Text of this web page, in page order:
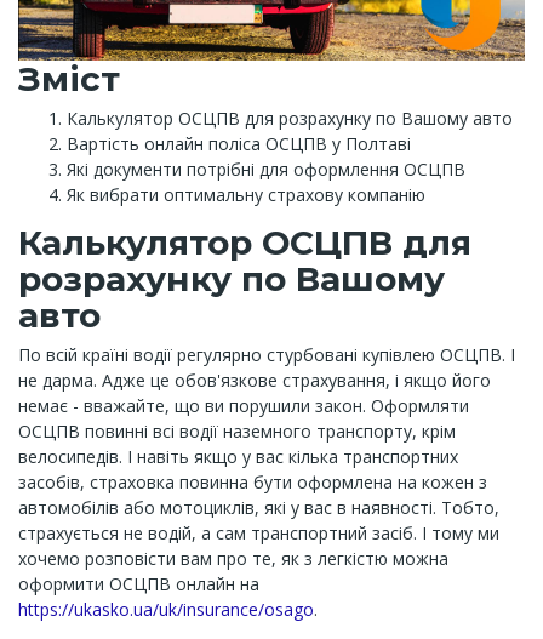
Зміст
Калькулятор ОСЦПВ для розрахунку по Вашому авто
Вартість онлайн поліса ОСЦПВ у Полтаві
Які документи потрібні для оформлення ОСЦПВ
Як вибрати оптимальну страхову компанію
Калькулятор ОСЦПВ для
розрахунку по Вашому
авто
По всій країні водії регулярно стурбовані купівлею ОСЦПВ. І
не дарма. Адже це обов'язкове страхування, і якщо його
немає - вважайте, що ви порушили закон. Оформляти
ОСЦПВ повинні всі водії наземного транспорту, крім
велосипедів. І навіть якщо у вас кілька транспортних
засобів, страховка повинна бути оформлена на кожен з
автомобілів або мотоциклів, які у вас в наявності. Тобто,
страхується не водій, а сам транспортний засіб. І тому ми
хочемо розповісти вам про те, як з легкістю можна
оформити ОСЦПВ онлайн на
https://ukasko.ua/uk/insurance/osago.